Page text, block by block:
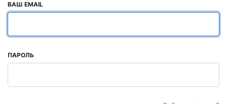
ВАШ EMAIL
ПАРОЛЬ